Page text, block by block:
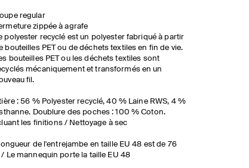
regular
zippée à agrafe
polyester recyclé est un polyester fabriqué à partir
bouteilles PET ou de déchets textiles en fin de vie.
bouteilles PET ou les déchets textiles sont
mécaniquement et transformés en un
fil.
: 56 % Polyester recyclé, 40 % Laine RWS, 4 %
Doublure des poches : 100 % Coton.
les finitions / Nettoyage à sec
de l'entrejambe en taille EU 48 est de 76
Le mannequin porte la taille EU 48